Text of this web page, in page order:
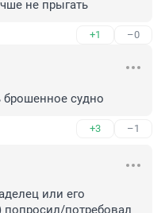
не прыгать
+1 –0
брошенное судно
+3 –1
или его
попросил/потребовал